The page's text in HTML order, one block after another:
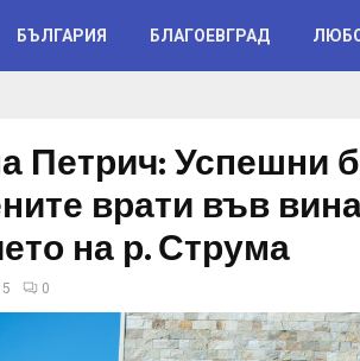
БЪЛГАРИЯ БЛАГОЕВГРАД
Петрич: Успешни
врати във
на р. Струма
0